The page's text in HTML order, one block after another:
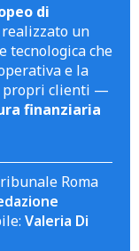
di
un
tecnologica che
e la
propri clienti —
finanziaria
Roma
Valeria Di